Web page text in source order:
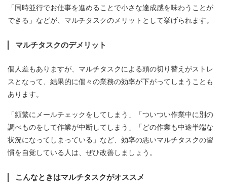
「同時並行でお仕事を進めることで小さな達成感を味わうことが
できる」などが、マルチタスクのメリットとして挙げられます。
マルチタスクのデメリット
個人差もありますが、マルチタスクによる頭の切り替えがストレ
スとなって、結果的に個々の業務の効率が下がってしまうことも
あります。
「頻繁にメールチェックをしてしまう」「ついつい作業中に別の
調べものをして作業が中断してしまう」「どの作業も中途半端な
状況になってしまっている」など、効率の悪いマルチタスクの習
慣を自覚している人は、ぜひ改善しましょう。
こんなときはマルチタスクがオススメ